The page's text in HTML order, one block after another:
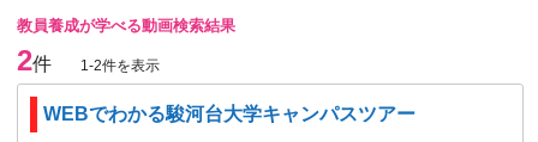
教員養成が学べる動画検索結果
2件 1-2件を表示
WEBでわかる駿河台大学キャンパスツアー